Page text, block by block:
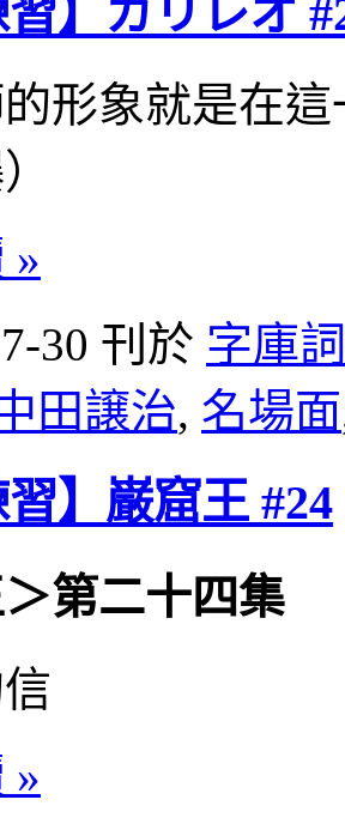
習】ガリレオ
形象就是在
»
30 刊於 字庫
田譲治, 名場面
習】巌窟王 #24
第二十四集
»